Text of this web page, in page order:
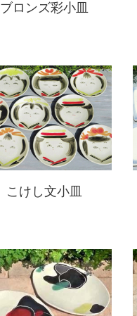
ブロンズ彩小皿
こけし文小皿